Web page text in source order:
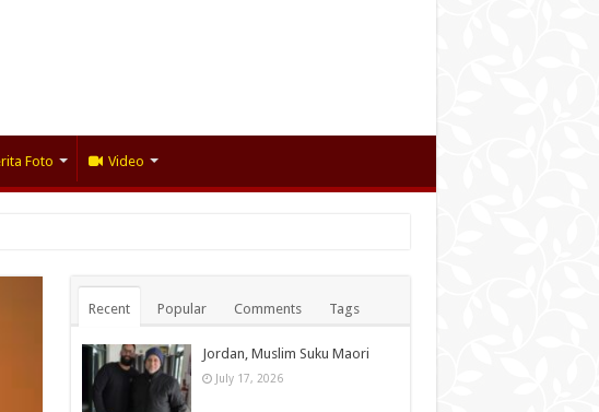
Foto Video
Recent Popular Comments Tags
Jordan, Muslim Suku Maori
July 17, 2026